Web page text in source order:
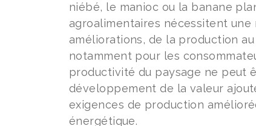
niébé, le manioc ou la banane
agroalimentaires nécessitent
améliorations, de la production
notamment pour les
productivité du paysage ne peut
développement de la valeur
exigences de production
énergétique.